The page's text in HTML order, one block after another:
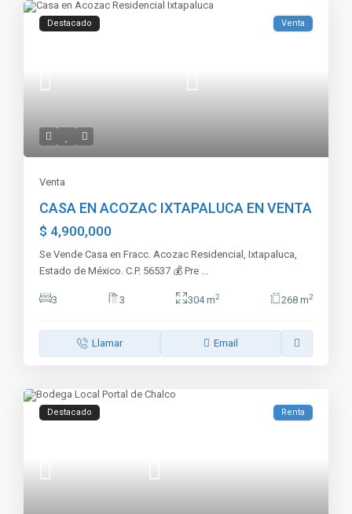
Destacado Venta
Venta
CASA EN ACOZAC IXTAPALUCA EN VENTA
$ 4,900,000
Se Vende Casa en Fracc. Acozac Residencial, Ixtapaluca,
Estado de México. C.P. 56537 💰 Pre
3 3 304 m2 268 m2
Llamar Email
Destacado Renta